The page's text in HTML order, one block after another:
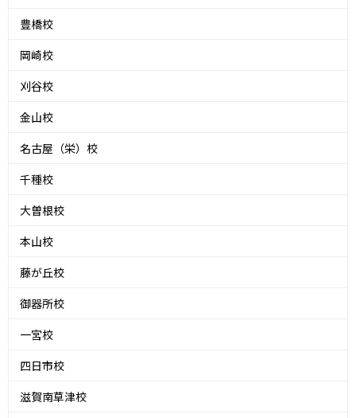
豊橋校
岡崎校
刈谷校
金山校
名古屋（栄）校
千種校
大曽根校
本山校
藤が丘校
御器所校
一宮校
四日市校
滋賀南草津校